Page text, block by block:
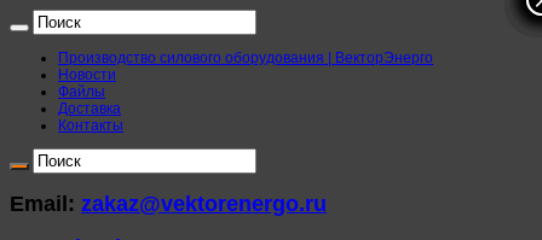
Производство силового оборудования | ВекторЭнерго
Новости
Файлы
Доставка
Контакты
Email: zakaz@vektorenergo.ru